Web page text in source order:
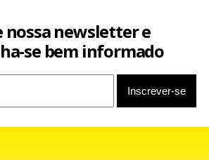
entidades, é a operação da PF desta
nossa newsletter e
se bem informado